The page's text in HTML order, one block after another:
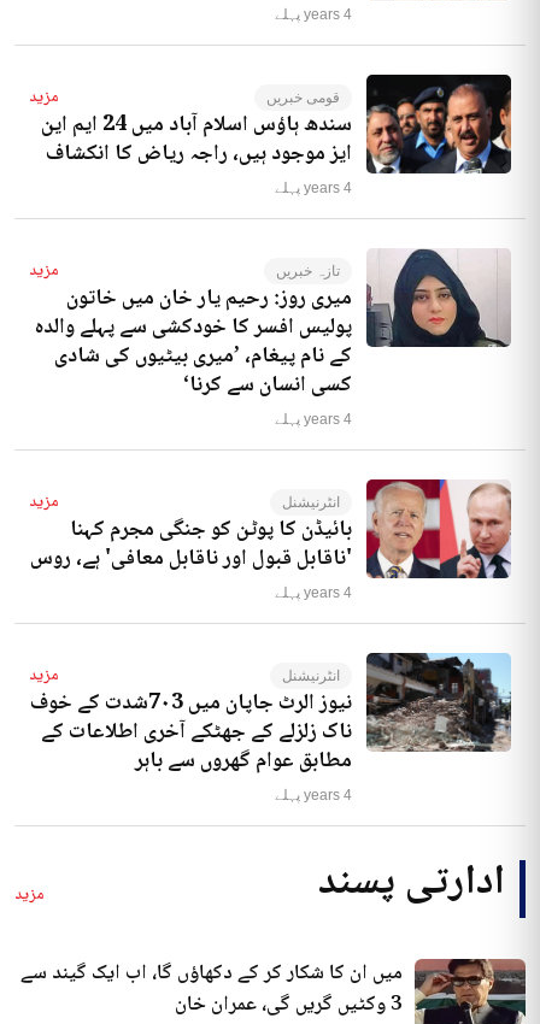
4 years پہلے
قومی خبریں مزید
سندھ ہاؤس اسلام آباد میں 24 ایم این
ایز موجود ہیں، راجہ ریاض کا انکشاف
4 years پہلے
تازہ خبریں مزید
میری روز: رحیم یار خان میں خاتون
پولیس افسر کا خودکشی سے پہلے والدہ
کے نام پیغام، ’میری بیٹیوں کی شادی
کسی انسان سے کرنا‘
4 years پہلے
انٹرنیشنل مزید
بائیڈن کا پوٹن کو جنگی مجرم کہنا
'ناقابل قبول اور ناقابل معافی' ہے، روس
4 years پہلے
انٹرنیشنل مزید
نیوز الرٹ جاپان میں 7۰3شدت کے خوف
ناک زلزلے کے جھٹکے آخری اطلاعات کے
مطابق عوام گھروں سے باہر
4 years پہلے
ادارتی پسند مزید
میں ان کا شکار کر کے دکھاؤں گا، اب ایک گیند سے
3 وکٹیں گریں گی، عمران خان